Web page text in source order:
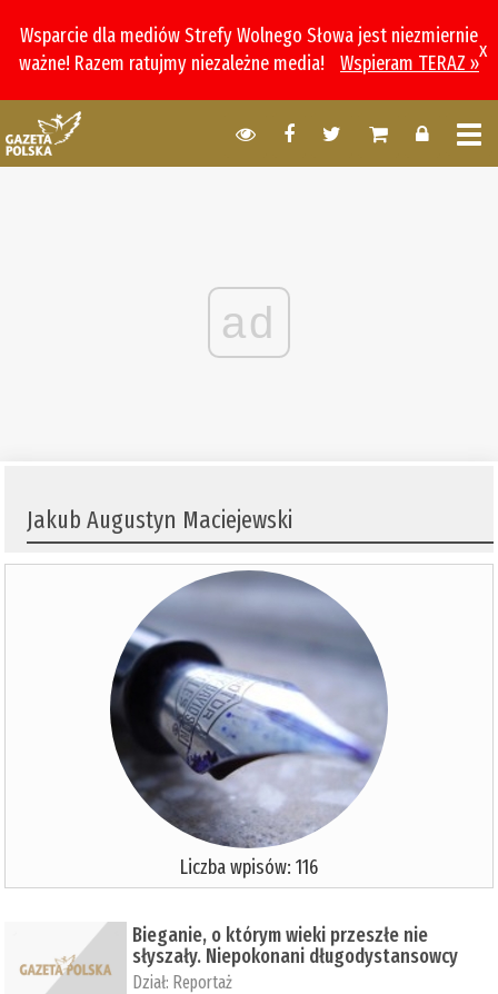
Wsparcie dla mediów Strefy Wolnego Słowa jest niezmiernie
ważne! Razem ratujmy niezależne media!
Wspieram TERAZ »
x
ad
Jakub Augustyn Maciejewski
Liczba wpisów: 116
Bieganie, o którym wieki przeszłe nie
słyszały. Niepokonani długodystansowcy
Dział: Reportaż